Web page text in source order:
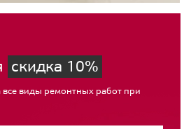
скидка 10%
виды ремонтных работ при